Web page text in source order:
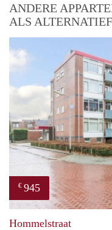
ANDERE
ALS
€ 945
Hommelstraat